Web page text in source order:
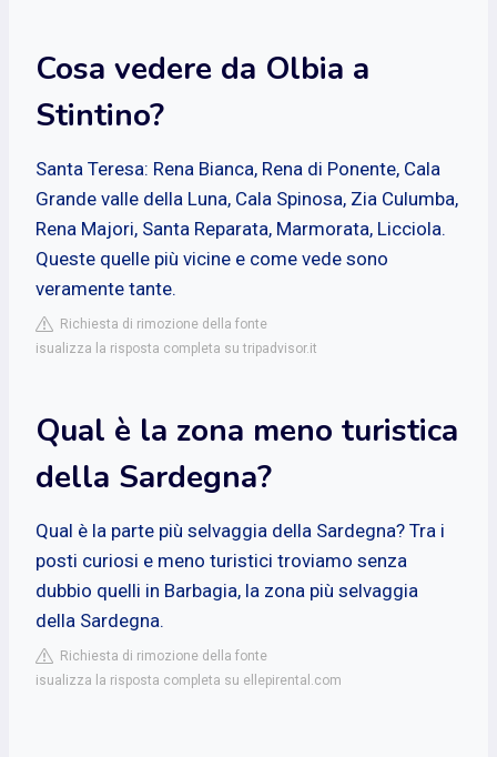
Cosa vedere da Olbia a
Stintino?
Santa Teresa: Rena Bianca, Rena di Ponente, Cala
Grande valle della Luna, Cala Spinosa, Zia Culumba,
Rena Majori, Santa Reparata, Marmorata, Licciola.
Queste quelle più vicine e come vede sono
veramente tante.
Richiesta di rimozione della fonte
isualizza la risposta completa su tripadvisor.it
Qual è la zona meno turistica
della Sardegna?
Qual è la parte più selvaggia della Sardegna? Tra i
posti curiosi e meno turistici troviamo senza
dubbio quelli in Barbagia, la zona più selvaggia
della Sardegna.
Richiesta di rimozione della fonte
isualizza la risposta completa su ellepirental.com